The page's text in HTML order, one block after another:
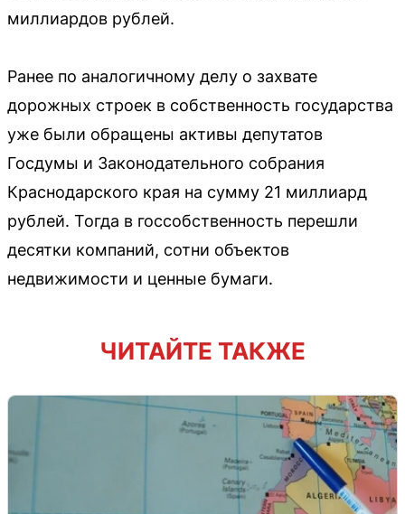
миллиардов рублей.
Ранее по аналогичному делу о захвате
дорожных строек в собственность государства
уже были обращены активы депутатов
Госдумы и Законодательного собрания
Краснодарского края на сумму 21 миллиард
рублей. Тогда в госсобственность перешли
десятки компаний, сотни объектов
недвижимости и ценные бумаги.
ЧИТАЙТЕ ТАКЖЕ